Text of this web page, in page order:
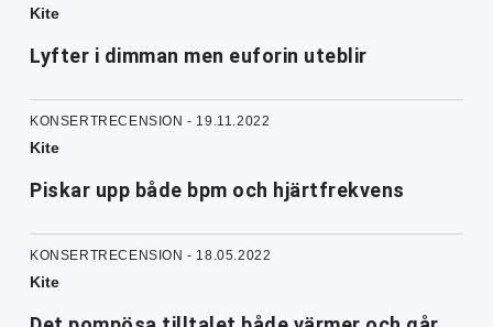
Kite
Lyfter i dimman men euforin uteblir
KONSERTRECENSION - 19.11.2022
Kite
Piskar upp både bpm och hjärtfrekvens
KONSERTRECENSION - 18.05.2022
Kite